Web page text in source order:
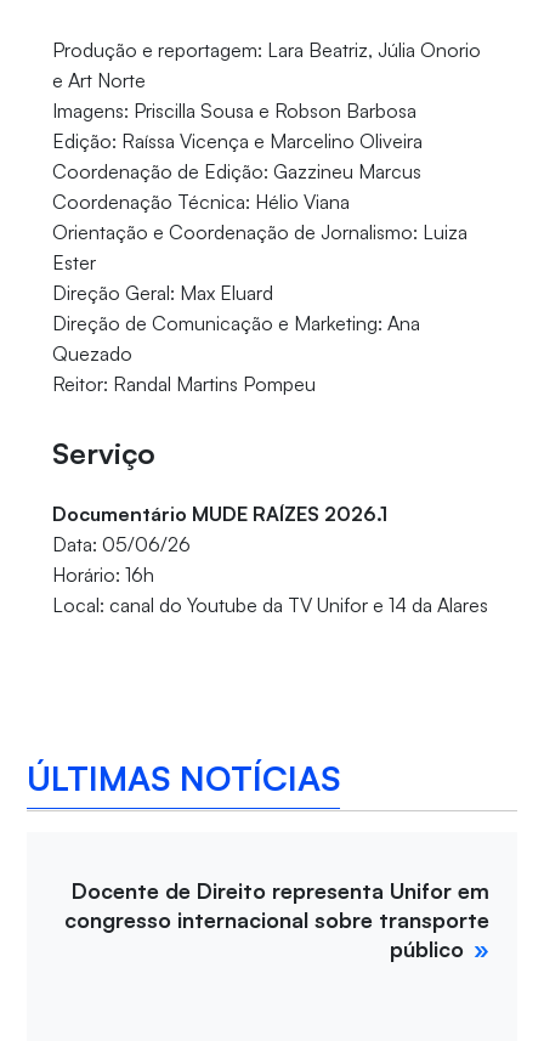
Produção e reportagem: Lara Beatriz, Júlia Onorio
e Art Norte
Imagens: Priscilla Sousa e Robson Barbosa
Edição: Raíssa Vicença e Marcelino Oliveira
Coordenação de Edição: Gazzineu Marcus
Coordenação Técnica: Hélio Viana
Orientação e Coordenação de Jornalismo: Luiza
Ester
Direção Geral: Max Eluard
Direção de Comunicação e Marketing: Ana
Quezado
Reitor: Randal Martins Pompeu
Serviço
Documentário MUDE RAÍZES 2026.1
Data: 05/06/26
Horário: 16h
Local: canal do Youtube da TV Unifor e 14 da Alares
ÚLTIMAS NOTÍCIAS
Docente de Direito representa Unifor em
congresso internacional sobre transporte
público